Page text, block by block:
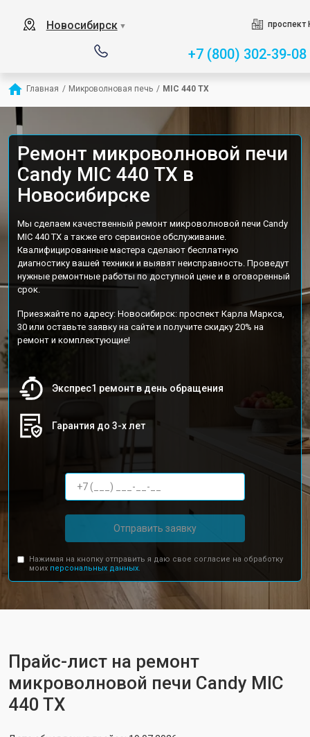
Новосибирск ▼ проспект
+7 (800) 302-39-08
Главная / Микроволновая печь / MIC 440 TX
Ремонт микроволновой печи
Candy MIC 440 TX в
Новосибирске
Мы сделаем качественный ремонт микроволновой печи Candy
MIC 440 TX а также его сервисное обслуживание.
Квалифицированные мастера сделают бесплатную
диагностику вашей техники и выявят неисправность. Проведут
нужные ремонтные работы по доступной цене и в оговоренный
срок.
Приезжайте по адресу: Новосибирск: проспект Карла Маркса,
30 или оставьте заявку на сайте и получите скидку 20% на
ремонт и комплектующие!
Экспрес1 ремонт в день обращения
Гарантия до 3-х лет
Отправить заявку
Нажимая на кнопку отправить я даю свое согласие на обработку
моих персональных данных.
Прайс-лист на ремонт
микроволновой печи Candy MIC
440 TX